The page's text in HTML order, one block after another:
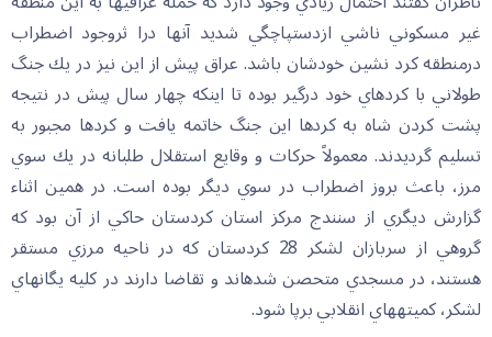
غير مسكوني ناشي ازدستپاچگي شديد آنها درا ثروجود اضطراب
درمنطقه كرد نشين خودشان باشد. عراق پيش از اين نيز در يك جنگ
طولاني با كردهاي خود درگير بوده تا اينكه چهار سال پيش در نتيجه
پشت كردن شاه به كردها اين جنگ خاتمه يافت و كردها مجبور به
تسليم گرديدند. معمولاً حركات و وقايع استقلال طلبانه در يك سوي
مرز، باعث بروز اضطراب در سوي ديگر بوده است. در همين اثناء
گزارش ديگري از سنندج مركز استان كردستان حاكي از آن بود كه
گروهي از سربازان لشكر 28 كردستان كه در ناحيه مرزي مستقر
هستند، در مسجدي متحصن شده‏اند و تقاضا دارند در كليه يگانهاي
لشكر، كميته‏هاي انقلابي برپا شود.